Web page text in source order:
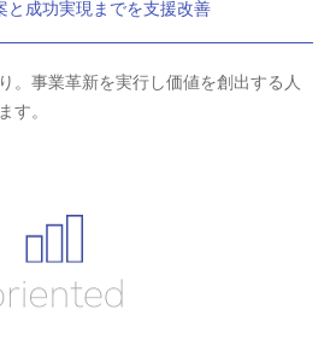
と成功実現までを支援改善
。事業革新を実行し価値を創出する人
す。